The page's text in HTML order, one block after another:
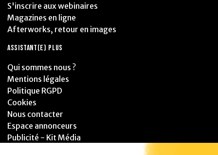
S'inscrire aux webinaires
Magazines en ligne
Afterworks, retour en images
ASSISTANT(E) PLUS
Qui sommes nous ?
Mentions légales
Politique RGPD
Cookies
Nous contacter
Espace annonceurs
Publicité - Kit Média